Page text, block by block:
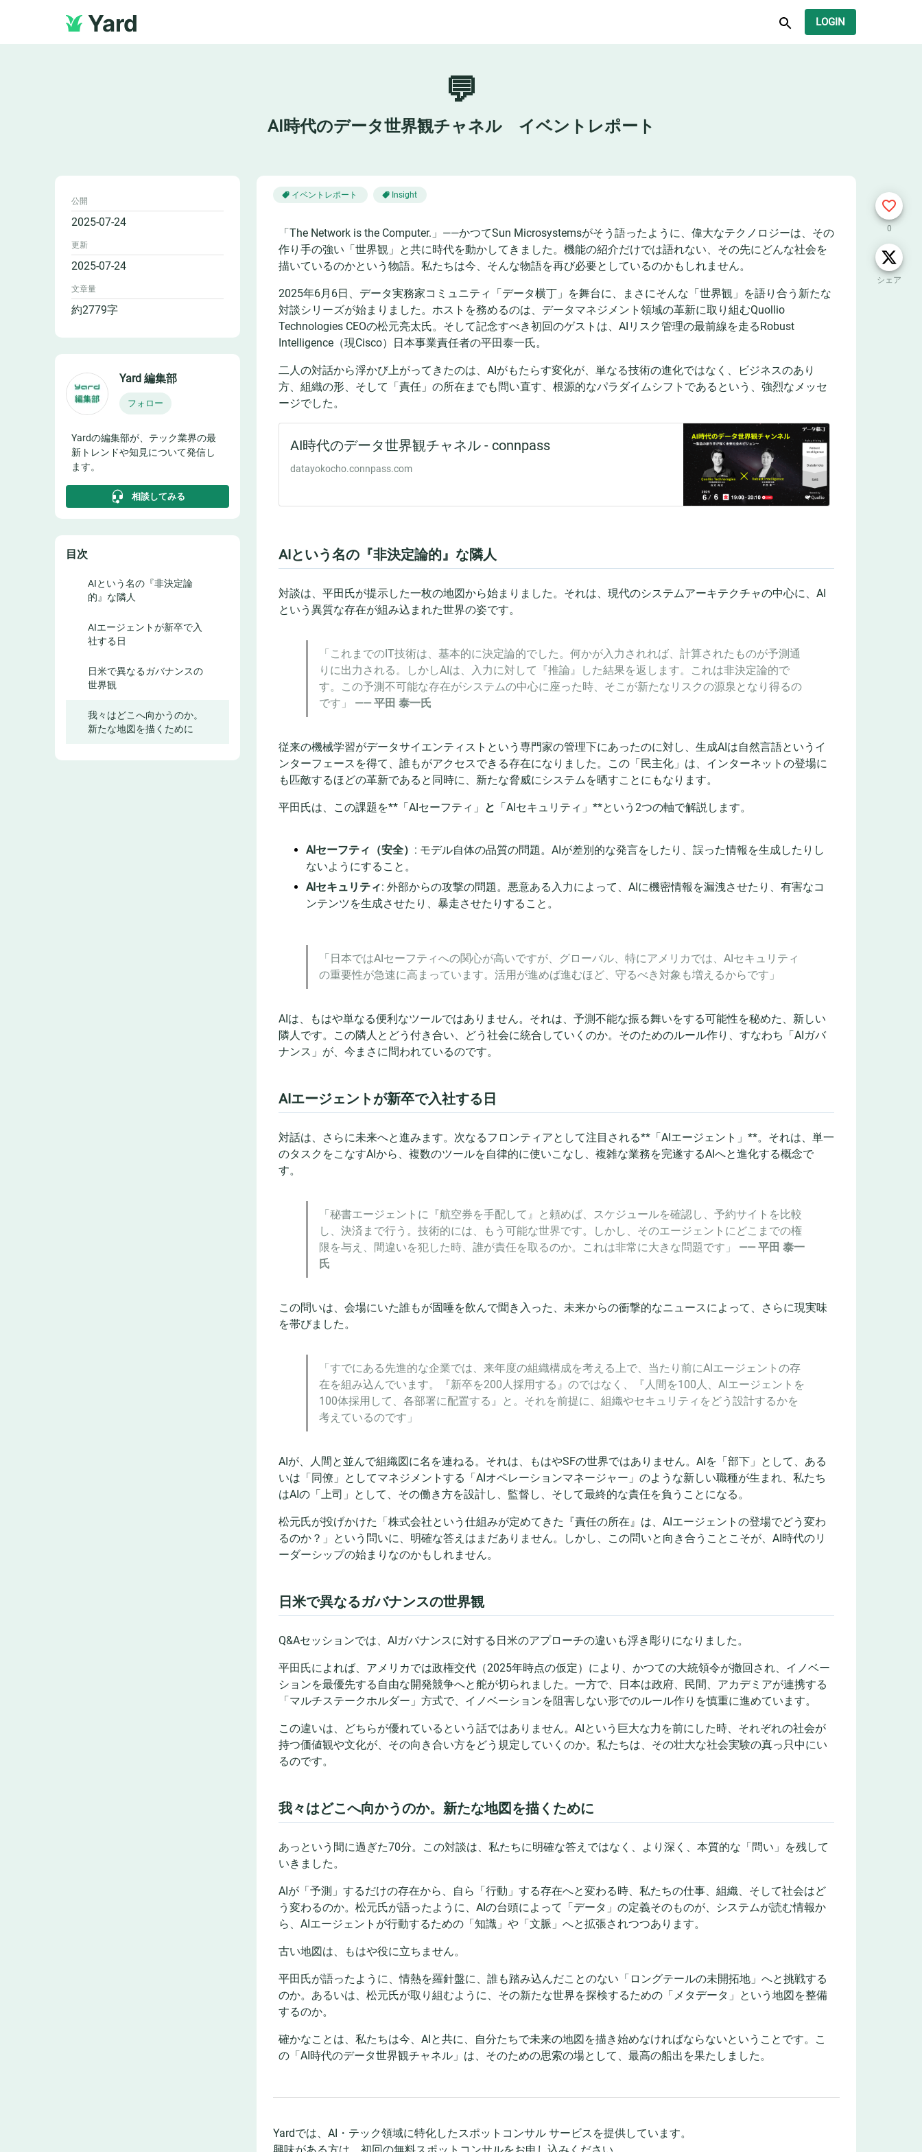
Yard LOGIN
💬
AI時代のデータ世界観チャネル イベントレポート
公開
2025-07-24
更新
2025-07-24
文章量
約2779字
Yard 編集部
フォロー
Yardの編集部が、テック業界の最
新トレンドや知見について発信し
ます。
相談してみる
目次
AIという名の『非決定論
的』な隣人
AIエージェントが新卒で入
社する日
日米で異なるガバナンスの
世界観
我々はどこへ向かうのか。
新たな地図を描くために
イベントレポート Insight
「The Network is the Computer.」——かつてSun Microsystemsがそう語ったように、偉大なテクノロジーは、その
作り手の強い「世界観」と共に時代を動かしてきました。機能の紹介だけでは語れない、その先にどんな社会を
描いているのかという物語。私たちは今、そんな物語を再び必要としているのかもしれません。
2025年6月6日、データ実務家コミュニティ「データ横丁」を舞台に、まさにそんな「世界観」を語り合う新たな
対談シリーズが始まりました。ホストを務めるのは、データマネジメント領域の革新に取り組むQuollio
Technologies CEOの松元亮太氏。そして記念すべき初回のゲストは、AIリスク管理の最前線を走るRobust
Intelligence（現Cisco）日本事業責任者の平田泰一氏。
二人の対話から浮かび上がってきたのは、AIがもたらす変化が、単なる技術の進化ではなく、ビジネスのあり
方、組織の形、そして「責任」の所在までも問い直す、根源的なパラダイムシフトであるという、強烈なメッセ
ージでした。
AIという名の『非決定論的』な隣人
対談は、平田氏が提示した一枚の地図から始まりました。それは、現代のシステムアーキテクチャの中心に、AI
という異質な存在が組み込まれた世界の姿です。
「これまでのIT技術は、基本的に決定論的でした。何かが入力されれば、計算されたものが予測通
りに出力される。しかしAIは、入力に対して『推論』した結果を返します。これは非決定論的で
す。この予測不可能な存在がシステムの中心に座った時、そこが新たなリスクの源泉となり得るの
です」 —— 平田 泰一氏
従来の機械学習がデータサイエンティストという専門家の管理下にあったのに対し、生成AIは自然言語というイ
ンターフェースを得て、誰もがアクセスできる存在になりました。この「民主化」は、インターネットの登場に
も匹敵するほどの革新であると同時に、新たな脅威にシステムを晒すことにもなります。
平田氏は、この課題を**「AIセーフティ」 と 「AIセキュリティ」**という2つの軸で解説します。
AIセーフティ（安全） : モデル自体の品質の問題。AIが差別的な発言をしたり、誤った情報を生成したりし
ないようにすること。
AIセキュリティ: 外部からの攻撃の問題。悪意ある入力によって、AIに機密情報を漏洩させたり、有害なコ
ンテンツを生成させたり、暴走させたりすること。
「日本ではAIセーフティへの関心が高いですが、グローバル、特にアメリカでは、AIセキュリティ
の重要性が急速に高まっています。活用が進めば進むほど、守るべき対象も増えるからです」
AIは、もはや単なる便利なツールではありません。それは、予測不能な振る舞いをする可能性を秘めた、新しい
隣人です。この隣人とどう付き合い、どう社会に統合していくのか。そのためのルール作り、すなわち「AIガバ
ナンス」が、今まさに問われているのです。
AIエージェントが新卒で入社する日
対話は、さらに未来へと進みます。次なるフロンティアとして注目される**「AIエージェント」**。それは、単一
のタスクをこなすAIから、複数のツールを自律的に使いこなし、複雑な業務を完遂するAIへと進化する概念で
す。
「秘書エージェントに『航空券を手配して』と頼めば、スケジュールを確認し、予約サイトを比較
し、決済まで行う。技術的には、もう可能な世界です。しかし、そのエージェントにどこまでの権
限を与え、間違いを犯した時、誰が責任を取るのか。これは非常に大きな問題です」 —— 平田 泰一
氏
この問いは、会場にいた誰もが固唾を飲んで聞き入った、未来からの衝撃的なニュースによって、さらに現実味
を帯びました。
「すでにある先進的な企業では、来年度の組織構成を考える上で、当たり前にAIエージェントの存
在を組み込んでいます。『新卒を200人採用する』のではなく、『人間を100人、AIエージェントを
100体採用して、各部署に配置する』と。それを前提に、組織やセキュリティをどう設計するかを
考えているのです」
AIが、人間と並んで組織図に名を連ねる。それは、もはやSFの世界ではありません。AIを「部下」として、ある
いは「同僚」としてマネジメントする「AIオペレーションマネージャー」のような新しい職種が生まれ、私たち
はAIの「上司」として、その働き方を設計し、監督し、そして最終的な責任を負うことになる。
松元氏が投げかけた「株式会社という仕組みが定めてきた『責任の所在』は、AIエージェントの登場でどう変わ
るのか？」という問いに、明確な答えはまだありません。しかし、この問いと向き合うことこそが、AI時代のリ
ーダーシップの始まりなのかもしれません。
日米で異なるガバナンスの世界観
Q&Aセッションでは、AIガバナンスに対する日米のアプローチの違いも浮き彫りになりました。
平田氏によれば、アメリカでは政権交代（2025年時点の仮定）により、かつての大統領令が撤回され、イノベー
ションを最優先する自由な開発競争へと舵が切られました。一方で、日本は政府、民間、アカデミアが連携する
「マルチステークホルダー」方式で、イノベーションを阻害しない形でのルール作りを慎重に進めています。
この違いは、どちらが優れているという話ではありません。AIという巨大な力を前にした時、それぞれの社会が
持つ価値観や文化が、その向き合い方をどう規定していくのか。私たちは、その壮大な社会実験の真っ只中にい
るのです。
我々はどこへ向かうのか。新たな地図を描くために
あっという間に過ぎた70分。この対談は、私たちに明確な答えではなく、より深く、本質的な「問い」を残して
いきました。
AIが「予測」するだけの存在から、自ら「行動」する存在へと変わる時、私たちの仕事、組織、そして社会はど
う変わるのか。松元氏が語ったように、AIの台頭によって「データ」の定義そのものが、システムが読む情報か
ら、AIエージェントが行動するための「知識」や「文脈」へと拡張されつつあります。
古い地図は、もはや役に立ちません。
平田氏が語ったように、情熱を羅針盤に、誰も踏み込んだことのない「ロングテールの未開拓地」へと挑戦する
のか。あるいは、松元氏が取り組むように、その新たな世界を探検するための「メタデータ」という地図を整備
するのか。
確かなことは、私たちは今、AIと共に、自分たちで未来の地図を描き始めなければならないということです。こ
の「AI時代のデータ世界観チャネル」は、そのための思索の場として、最高の船出を果たしました。
Yardでは、AI・テック領域に特化したスポットコンサル サービスを提供しています。
0
シェア